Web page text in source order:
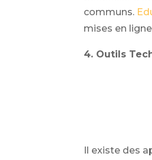
communs.
mises en
4. Outils
Il existe des